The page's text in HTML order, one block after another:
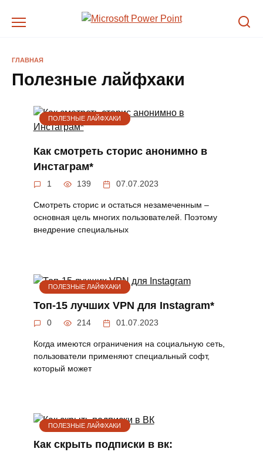
ГЛАВНАЯ
Полезные лайфхаки
ПОЛЕЗНЫЕ ЛАЙФХАКИ
Как смотреть сторис анонимно в
Инстаграм*
1 139 07.07.2023
Смотреть сторис и остаться незамеченным –
основная цель многих пользователей. Поэтому
внедрение специальных
ПОЛЕЗНЫЕ ЛАЙФХАКИ
Топ-15 лучших VPN для Instagram*
0 214 01.07.2023
Когда имеются ограничения на социальную сеть,
пользователи применяют специальный софт,
который может
ПОЛЕЗНЫЕ ЛАЙФХАКИ
Как скрыть подписки в вк: